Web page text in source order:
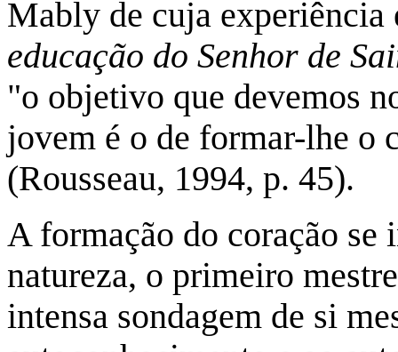
Mably de cuja experiência
educação do Senhor de
"o objetivo que devemos
jovem é o de formar-lhe o
(Rousseau, 1994, p. 45).
A formação do coração se
natureza, o primeiro
intensa sondagem de si